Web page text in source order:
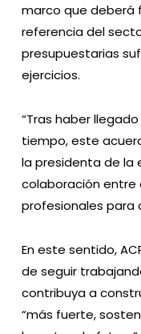
marco que deberá
referencia del
presupuestarias
ejercicios.
“Tras haber
tiempo, este
la presidenta de la
colaboración entre
profesionales para
En este sentido,
de seguir
contribuya a
“más fuerte,